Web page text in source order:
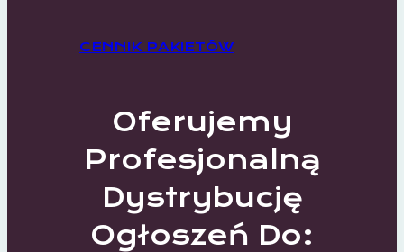
CENNIK PAKIETÓW
Oferujemy
Profesjonalną
Dystrybucję
Ogłoszeń Do: